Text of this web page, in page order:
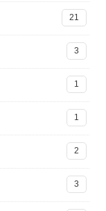
21
3
1
1
2
3